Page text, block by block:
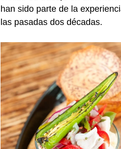
han sido parte de la
las pasadas dos décadas.